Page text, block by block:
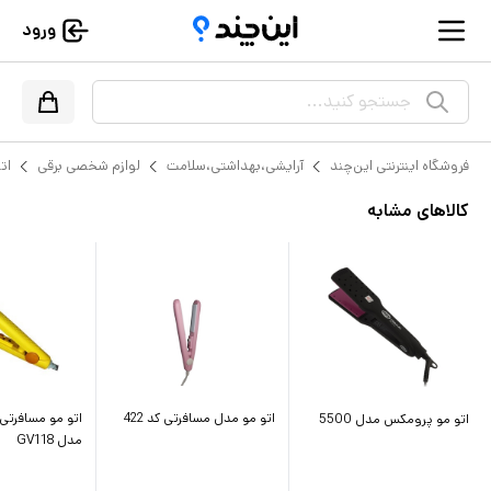
ورود
جستجو کنید...
فروشگاه اینترنتی این‌چند آرایشی،بهداشتی،سلامت لوازم شخصی برقی
کالاهای مشابه
اتو مو پرومکس مدل 5500 اتو مو مدل مسافرتی کد 422
مدل GV118